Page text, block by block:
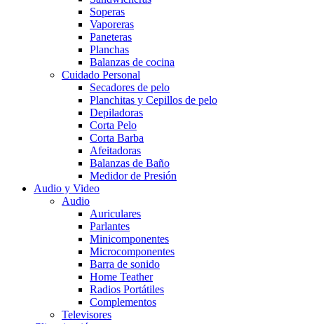
Soperas
Vaporeras
Paneteras
Planchas
Balanzas de cocina
Cuidado Personal
Secadores de pelo
Planchitas y Cepillos de pelo
Depiladoras
Corta Pelo
Corta Barba
Afeitadoras
Balanzas de Baño
Medidor de Presión
Audio y Video
Audio
Auriculares
Parlantes
Minicomponentes
Microcomponentes
Barra de sonido
Home Teather
Radios Portátiles
Complementos
Televisores